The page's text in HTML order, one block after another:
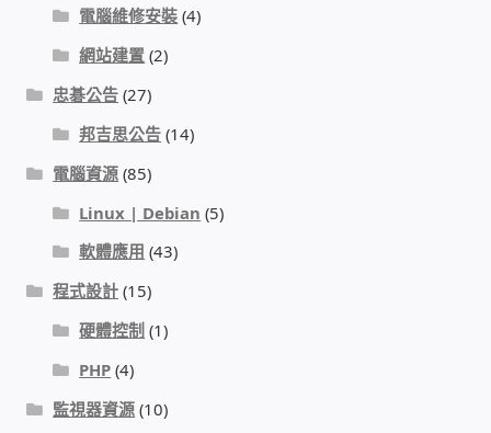
購物車
退款和退貨政策
電腦維修安裝 (4)
網站建置 (2)
忠碁公告 (27)
邦吉思公告 (14)
電腦資源 (85)
Linux | Debian (5)
軟體應用 (43)
程式設計 (15)
硬體控制 (1)
PHP (4)
監視器資源 (10)